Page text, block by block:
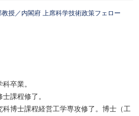
授／内閣府 上席科学技術政策フェロー
卒業。
課程修了。
博士課程経営工学専攻修了。博士（工